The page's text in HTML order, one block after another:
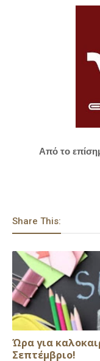
Από το
Share This:
Ώρα για
Σεπτέμβριο!